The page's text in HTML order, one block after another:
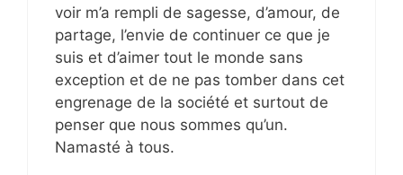
voir m’a rempli de sagesse, d’amour, de
partage, l’envie de continuer ce que je
suis et d’aimer tout le monde sans
exception et de ne pas tomber dans cet
engrenage de la société et surtout de
penser que nous sommes qu’un.
Namasté à tous.